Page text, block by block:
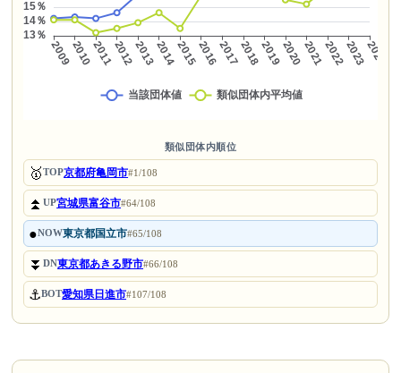
類似団体内順位
🥇TOP京都府亀岡市#1/108
⏫UP宮城県富谷市#64/108
●NOW東京都国立市#65/108
⏬DN東京都あきる野市#66/108
⚓BOT愛知県日進市#107/108